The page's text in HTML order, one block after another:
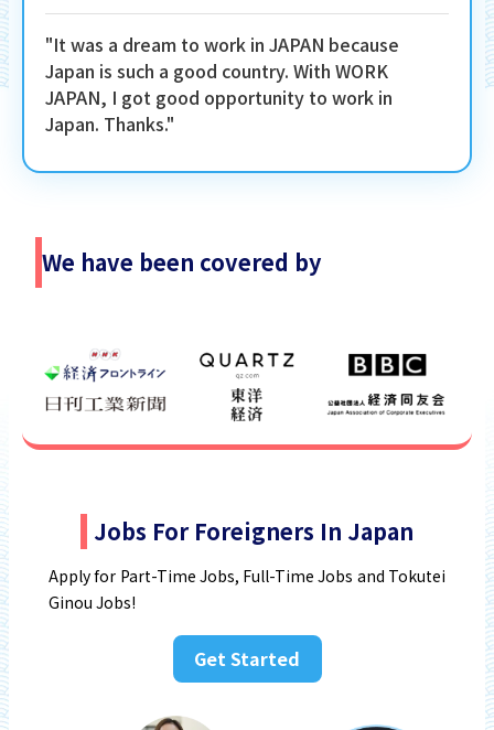
"It was a dream to work in JAPAN because
Japan is such a good country. With WORK
JAPAN, I got good opportunity to work in
Japan. Thanks."
We have been covered by
Jobs For Foreigners In Japan
Apply for Part-Time Jobs, Full-Time Jobs and Tokutei
Ginou Jobs!
Get Started